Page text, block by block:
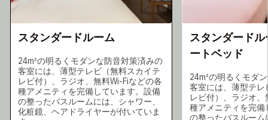
スタンダードルーム
24m²の明るくモダンな防音対策済みの
客室には、薄型テレビ（無料スカイテ
レビ付）、ラジオ、無料Wi-Fiなどの各
種アメニティを完備しています。設備
の整ったバスルームには、シャワー、
化粧鏡、ヘアドライヤーが付いていま
スタンダード
ートベッド
24m²の明るくモダ
客室には、薄型テ
レビ付）、ラジオ
種アメニティを完